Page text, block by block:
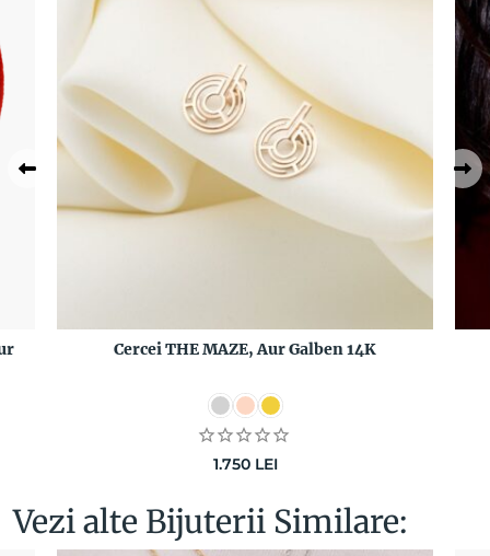
Cercei THE MAZE, Aur Galben 14K
1.750 LEI
Vezi alte Bijuterii Similare: